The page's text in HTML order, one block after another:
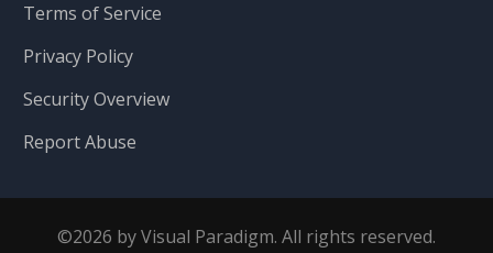
Terms of Service
Privacy Policy
Security Overview
Report Abuse
©2026 by Visual Paradigm. All rights reserved.